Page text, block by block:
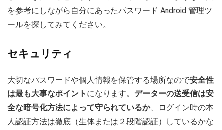
を参考にしながら自分にあったパスワード Android 管理ツ
ールを探してみてください。
セキュリティ
大切なパスワードや個人情報を保管する場所なので安全性
は最も大事なポイント になります。 データーの送受信は安
全な暗号化方法によって守られているか、ログイン時の本
人認証方法は徹底（生体または２段階認証）しているかな